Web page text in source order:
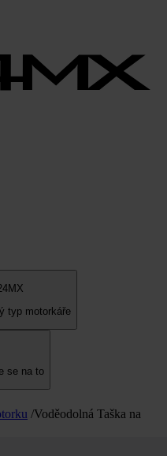
typ motorkáře
se na to
/Voděodolná Taška na